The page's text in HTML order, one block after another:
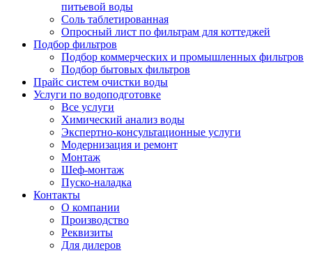
питьевой воды
Соль таблетированная
Опросный лист по фильтрам для коттеджей
Подбор фильтров
Подбор коммерческих и промышленных фильтров
Подбор бытовых фильтров
Прайс систем очистки воды
Услуги по водоподготовке
Все услуги
Химический анализ воды
Экспертно-консультационные услуги
Модернизация и ремонт
Монтаж
Шеф-монтаж
Пуско-наладка
Контакты
О компании
Производство
Реквизиты
Для дилеров